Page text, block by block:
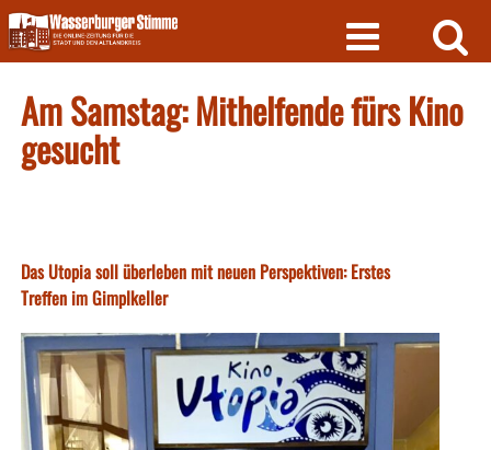
Skip
to
content
Am Samstag: Mithelfende fürs Kino
gesucht
Das Utopia soll überleben mit neuen Perspektiven: Erstes
Treffen im Gimplkeller